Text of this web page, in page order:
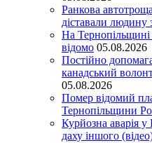
Ранкова
діставали людину
На
відомо 05.08.2026
Постійно
канадський
05.08.2026
Помер відомий
Тернопільщини
Курйозна аварія
даху іншого